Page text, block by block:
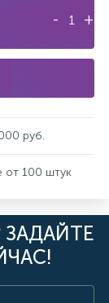
- +
руб.
от 100 штук